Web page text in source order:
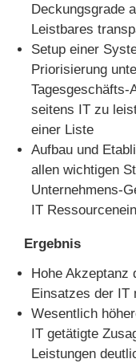
Deckungsgrade
Leistbares
Setup einer
Priorisierung
Tagesgeschäfts-
seitens IT zu
einer Liste
Aufbau und
allen wichtigen
Unternehmens-
IT
Ergebnis
Hohe Akzeptanz
Einsatzes der IT
Wesentlich
IT getätigte
Leistungen